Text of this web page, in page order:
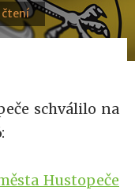
čtení
schválilo na
Hustopeče